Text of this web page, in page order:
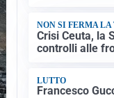
NON SI FERMA LA
Crisi Ceuta, la
controlli alle
LUTTO
Francesco